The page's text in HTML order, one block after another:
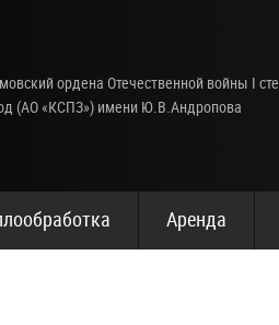
ордена Отечественной войны I
(АО «КСПЗ») имени Ю.В.Андропова
Аренда